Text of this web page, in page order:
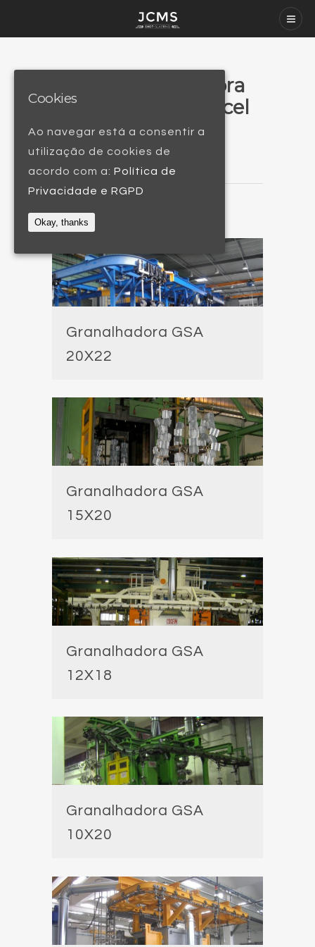
GSA – Granalhadora
Gancho em Carrocel
Ler mais / Read more
Granalhadora GSA
20X22
Granalhadora GSA
15X20
Granalhadora GSA
12X18
Granalhadora GSA
10X20
Cookies
Ao navegar está a consentir a
utilização de cookies de
acordo com a: Política de
Privacidade e RGPD
Okay, thanks